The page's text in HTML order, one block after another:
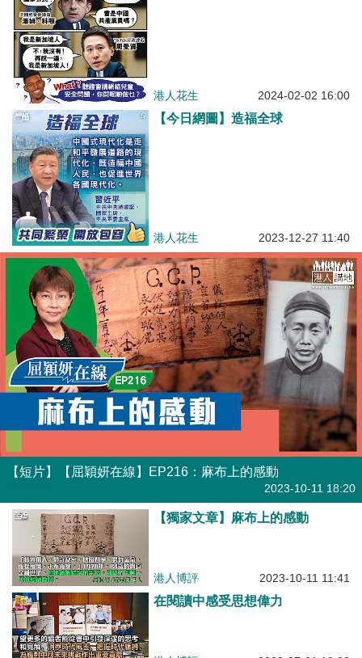
港人花生 2024-02-02 16:00
【今日網圖】造福全球
港人花生 2023-12-27 11:40
【短片】【屈穎妍在線】EP216：麻布上的感動
2023-10-11 18:20
【獨家文章】麻布上的感動
港人博評 2023-10-11 11:41
在閱讀中感受思想偉力